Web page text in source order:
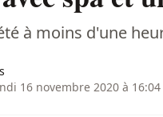
à moins d'une
16 novembre 2020 à 16:04